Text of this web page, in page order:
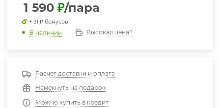
1 590 ₽/пара
+ 31 ₽ бонусов
В наличии Высокая цена?
Расчет доставки и оплата
Намекнуть на подарок
Можно купить в кредит